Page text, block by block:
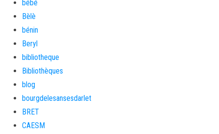
bébé
Bèlè
bénin
Beryl
bibliotheque
Bibliothèques
blog
bourgdelesansesdarlet
BRET
CAESM